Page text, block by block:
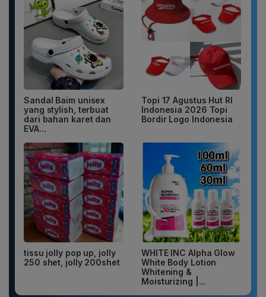
Sandal Baim unisex
yang stylish, terbuat
dari bahan karet dan
EVA...
Topi 17 Agustus Hut RI
Indonesia 2026 Topi
Bordir Logo Indonesia
tissu jolly pop up, jolly
250 shet, jolly 200shet
WHITE INC Alpha Glow
White Body Lotion
Whitening &
Moisturizing |...